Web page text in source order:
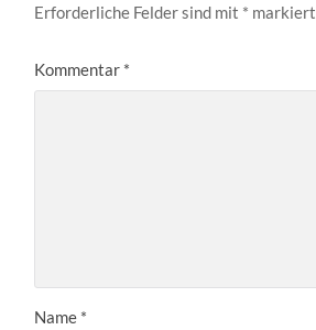
Erforderliche Felder sind mit * markiert
Kommentar *
Name *